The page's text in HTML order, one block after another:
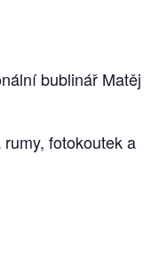
bublinář Matěj
fotokoutek a